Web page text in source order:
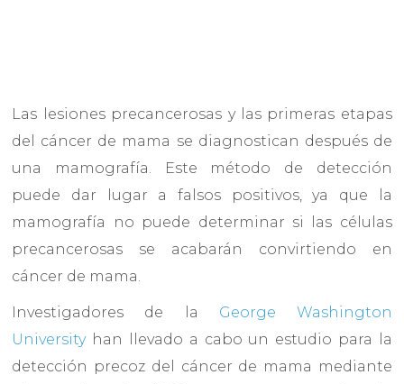
Las lesiones precancerosas y las primeras etapas
del cáncer de mama se diagnostican después de
una mamografía. Este método de detección
puede dar lugar a falsos positivos, ya que la
mamografía no puede determinar si las células
precancerosas se acabarán convirtiendo en
cáncer de mama.
Investigadores de la George Washington
Universityhan llevado a cabo un estudio para la
detección precoz del cáncer de mama mediante